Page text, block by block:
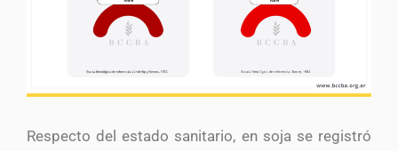
Respecto del estado sanitario, en soja se registró